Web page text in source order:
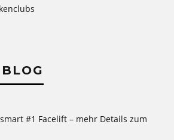
#1 Facelift – mehr Details zum